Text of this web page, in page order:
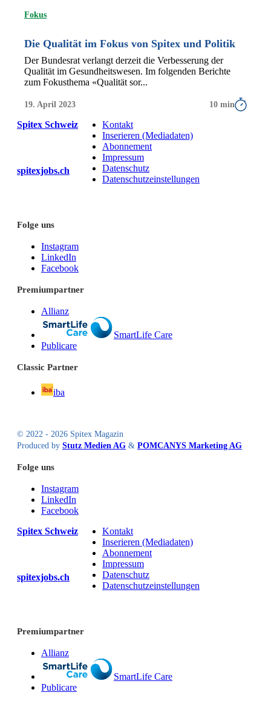
Fokus
Die Qualität im Fokus von Spitex und Politik
Der Bundesrat verlangt derzeit die Verbesserung der
Qualität im Gesundheitswesen. Im folgenden Berichte
zum Fokusthema «Qualität sor...
19. April 2023 10 min
Spitex Schweiz
spitexjobs.ch
Kontakt
Inserieren (Mediadaten)
Abonnement
Impressum
Datenschutz
Datenschutzeinstellungen
Folge uns
Instagram
LinkedIn
Facebook
Premiumpartner
Allianz
SmartLife Care
Publicare
Classic Partner
iba
© 2022 - 2026 Spitex Magazin
Produced by Stutz Medien AG & POMCANYS Marketing AG
Folge uns
Instagram
LinkedIn
Facebook
Spitex Schweiz
spitexjobs.ch
Kontakt
Inserieren (Mediadaten)
Abonnement
Impressum
Datenschutz
Datenschutzeinstellungen
Premiumpartner
Allianz
SmartLife Care
Publicare